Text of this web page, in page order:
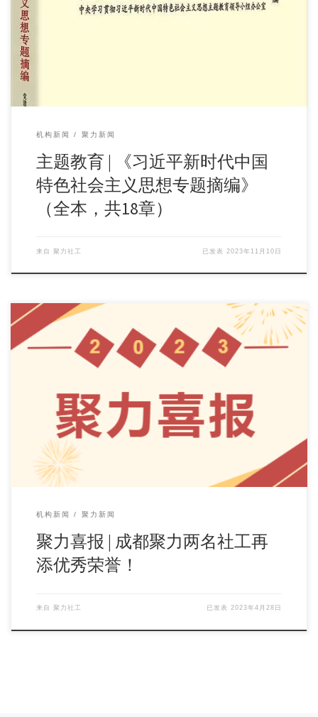
一、主题教育 | 《习近平新时代中国特色社会主义思想专题摘
编》第一章 新时代中国特色社会主义思想实 […]
机构新闻 聚力新闻
主题教育 | 《习近平新时代中国
特色社会主义思想专题摘编》
（全本，共18章）
来自 聚力社工 已发表 2023年11月10日
合作项目(四川)(以下简称“项目”) 各试 […]
机构新闻 聚力新闻
聚力喜报 | 成都聚力两名社工再
添优秀荣誉！
来自 聚力社工 已发表2023年4月28日